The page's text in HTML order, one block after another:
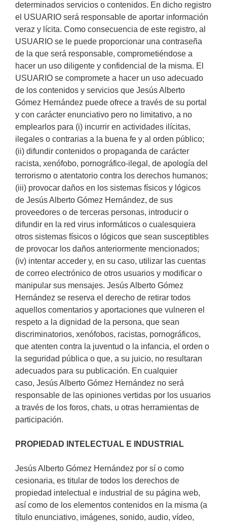
determinados servicios o contenidos. En dicho registro
el USUARIO será responsable de aportar información
veraz y lícita. Como consecuencia de este registro, al
USUARIO se le puede proporcionar una contraseña
de la que será responsable, comprometiéndose a
hacer un uso diligente y confidencial de la misma. El
USUARIO se compromete a hacer un uso adecuado
de los contenidos y servicios que Jesús Alberto
Gómez Hernández puede ofrece a través de su portal
y con carácter enunciativo pero no limitativo, a no
emplearlos para (i) incurrir en actividades ilícitas,
ilegales o contrarias a la buena fe y al orden público;
(ii) difundir contenidos o propaganda de carácter
racista, xenófobo, pornográfico-ilegal, de apología del
terrorismo o atentatorio contra los derechos humanos;
(iii) provocar daños en los sistemas físicos y lógicos
de Jesús Alberto Gómez Hernández, de sus
proveedores o de terceras personas, introducir o
difundir en la red virus informáticos o cualesquiera
otros sistemas físicos o lógicos que sean susceptibles
de provocar los daños anteriormente mencionados;
(iv) intentar acceder y, en su caso, utilizar las cuentas
de correo electrónico de otros usuarios y modificar o
manipular sus mensajes. Jesús Alberto Gómez
Hernández se reserva el derecho de retirar todos
aquellos comentarios y aportaciones que vulneren el
respeto a la dignidad de la persona, que sean
discriminatorios, xenófobos, racistas, pornográficos,
que atenten contra la juventud o la infancia, el orden o
la seguridad pública o que, a su juicio, no resultaran
adecuados para su publicación. En cualquier
caso, Jesús Alberto Gómez Hernández no será
responsable de las opiniones vertidas por los usuarios
a través de los foros, chats, u otras herramientas de
participación.
PROPIEDAD INTELECTUAL E INDUSTRIAL
Jesús Alberto Gómez Hernández por sí o como
cesionaria, es titular de todos los derechos de
propiedad intelectual e industrial de su página web,
así como de los elementos contenidos en la misma (a
título enunciativo, imágenes, sonido, audio, vídeo,